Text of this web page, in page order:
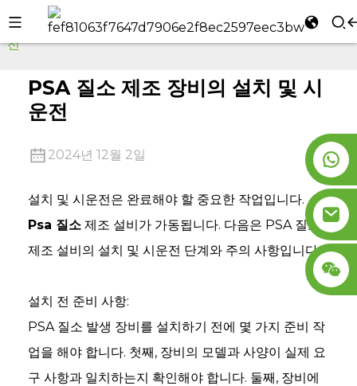
집 회사 소식
PSA 질소 제조 장비의 설치 및 시운
전
PSA 질소 제조 장비의 설치 및 시
운전
2024년 12월 2일
설치 및 시운전은 완료해야 할 중요한 작업입니다.
Psa 질소 제조 설비가 가동됩니다. 다음은 PSA 질소
제조 설비의 설치 및 시운전 단계와 주의 사항입니다.
설치 전 준비 사항:
PSA 질소 발생 장비를 설치하기 전에 몇 가지 준비 작
업을 해야 합니다. 첫째, 장비의 모델과 사양이 실제 요
구 사항과 일치하는지 확인해야 합니다. 둘째, 장비에